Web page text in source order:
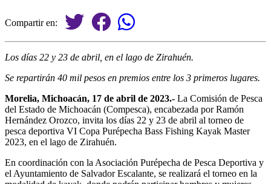
Compartir en:
Los días 22 y 23 de abril, en el lago de Zirahuén.
Se repartirán 40 mil pesos en premios entre los 3 primeros lugares.
Morelia, Michoacán, 17 de abril de 2023.- La Comisión de Pesca
del Estado de Michoacán (Compesca), encabezada por Ramón
Hernández Orozco, invita los días 22 y 23 de abril al torneo de
pesca deportiva VI Copa Purépecha Bass Fishing Kayak Master
2023, en el lago de Zirahuén.
En coordinación con la Asociación Purépecha de Pesca Deportiva y
el Ayuntamiento de Salvador Escalante, se realizará el torneo en la